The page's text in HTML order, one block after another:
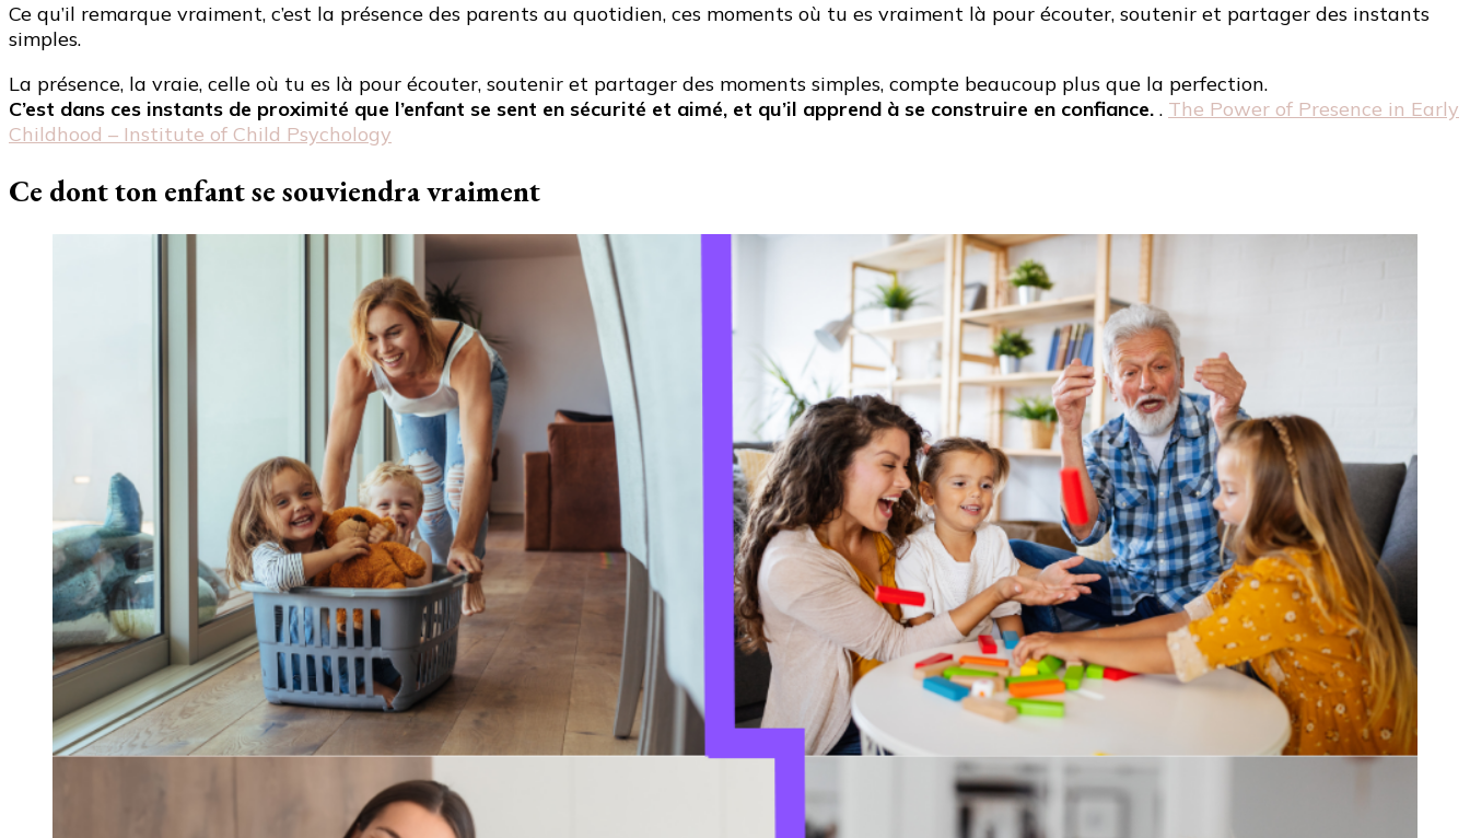
Ce qu’il remarque vraiment, c’est la présence des parents au quotidien, ces moments où tu es vraiment là pour écouter, soutenir et partager des instants
simples.
La présence, la vraie, celle où tu es là pour écouter, soutenir et partager des moments simples, compte beaucoup plus que la perfection.
C’est dans ces instants de proximité que l’enfant se sent en sécurité et aimé, et qu’il apprend à se construire en confiance. . The Power of Presence in Early
Childhood – Institute of Child Psychology
Ce dont ton enfant se souviendra vraiment